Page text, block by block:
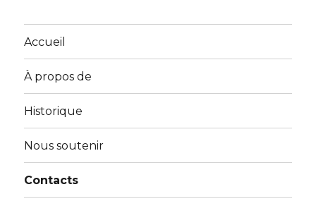
Accueil
À propos de
Historique
Nous soutenir
Contacts